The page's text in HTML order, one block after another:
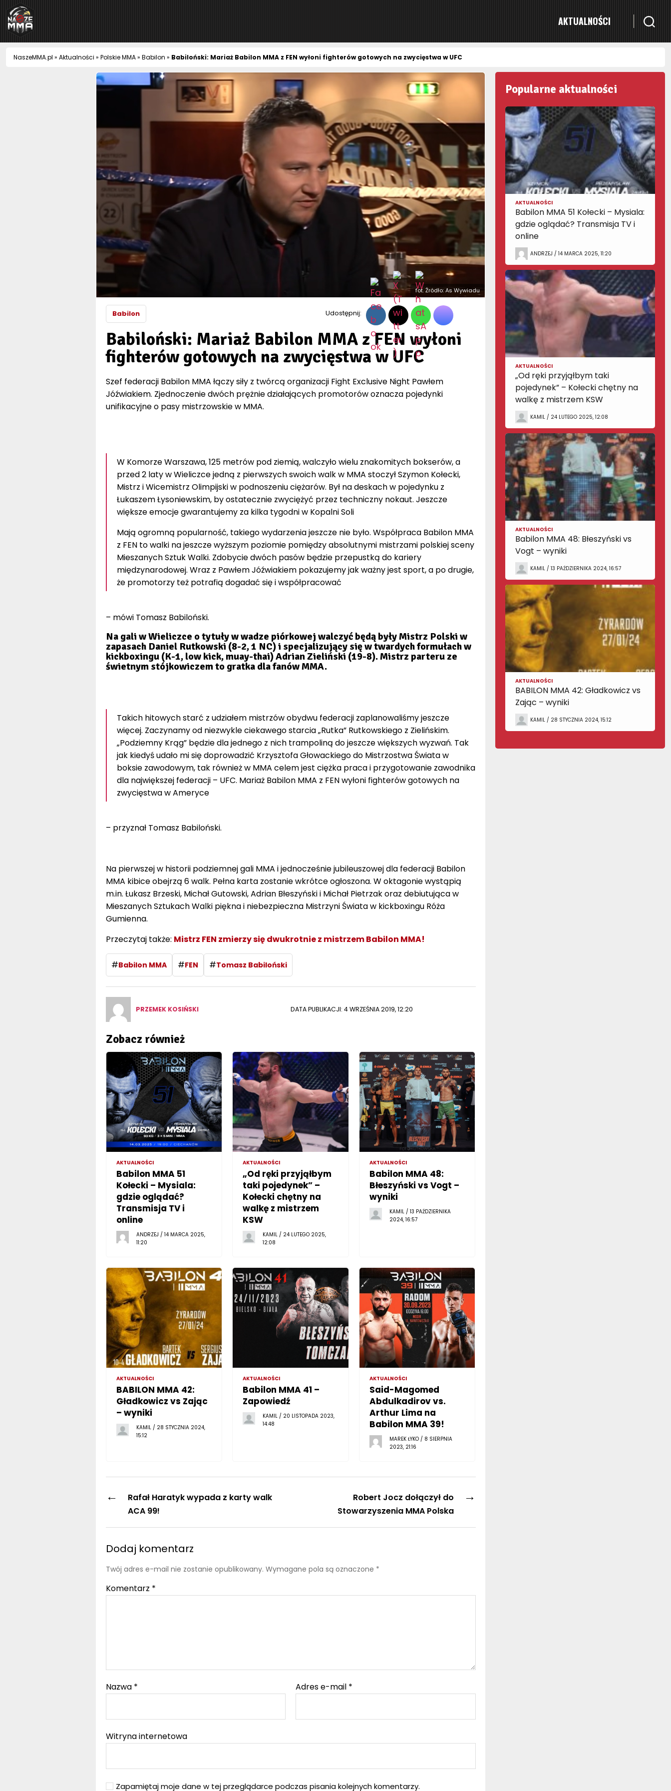
NaszeMMA
AKTUALNOŚCI
NaszeMMA.pl » Aktualności » Polskie MMA» Babilon » Babiloński: Mariaż Babilon MMA z FEN wyłoni fighterów gotowych na zwycięstwa w UFC
fot. Źródło: As Wywiadu
Babilon Udostępnij:
Babiloński: Mariaż Babilon MMA z FEN wyłoni
fighterów gotowych na zwycięstwa w UFC
Szef federacji Babilon MMA łączy siły z twórcą organizacji Fight Exclusive Night Pawłem
Jóźwiakiem. Zjednoczenie dwóch prężnie działających promotorów oznacza pojedynki
unifikacyjne o pasy mistrzowskie w MMA.
W Komorze Warszawa, 125 metrów pod ziemią, walczyło wielu znakomitych bokserów, a
przed 2 laty w Wieliczce jedną z pierwszych swoich walk w MMA stoczył Szymon Kołecki,
Mistrz i Wicemistrz Olimpijski w podnoszeniu ciężarów. Był na deskach w pojedynku z
Łukaszem Łysoniewskim, by ostatecznie zwyciężyć przez techniczny nokaut. Jeszcze
większe emocje gwarantujemy za kilka tygodni w Kopalni Soli
Mają ogromną popularność, takiego wydarzenia jeszcze nie było. Współpraca Babilon MMA
z FEN to walki na jeszcze wyższym poziomie pomiędzy absolutnymi mistrzami polskiej sceny
Mieszanych Sztuk Walki. Zdobycie dwóch pasów będzie przepustką do kariery
międzynarodowej. Wraz z Pawłem Jóźwiakiem pokazujemy jak ważny jest sport, a po drugie,
że promotorzy też potrafią dogadać się i współpracować
– mówi Tomasz Babiloński.
Na gali w Wieliczce o tytuły w wadze piórkowej walczyć będą były Mistrz Polski w
zapasach Daniel Rutkowski (8-2, 1 NC) i specjalizujący się w twardych formułach w
kickboxingu (K-1, low kick, muay-thai) Adrian Zieliński (19-8). Mistrz parteru ze
świetnym stójkowiczem to gratka dla fanów MMA.
Takich hitowych starć z udziałem mistrzów obydwu federacji zaplanowaliśmy jeszcze
więcej. Zaczynamy od niezwykle ciekawego starcia „Rutka” Rutkowskiego z Zielińskim.
„Podziemny Krąg” będzie dla jednego z nich trampoliną do jeszcze większych wyzwań. Tak
jak kiedyś udało mi się doprowadzić Krzysztofa Głowackiego do Mistrzostwa Świata w
boksie zawodowym, tak również w MMA celem jest ciężka praca i przygotowanie zawodnika
dla największej federacji – UFC. Mariaż Babilon MMA z FEN wyłoni fighterów gotowych na
zwycięstwa w Ameryce
– przyznał Tomasz Babiloński.
Na pierwszej w historii podziemnej gali MMA i jednocześnie jubileuszowej dla federacji Babilon
MMA kibice obejrzą 6 walk. Pełna karta zostanie wkrótce ogłoszona. W oktagonie wystąpią
m.in. Łukasz Brzeski, Michał Gutowski, Adrian Błeszyński i Michał Pietrzak oraz debiutująca w
Mieszanych Sztukach Walki piękna i niebezpieczna Mistrzyni Świata w kickboxingu Róża
Gumienna.
Przeczytaj także: Mistrz FEN zmierzy się dwukrotnie z mistrzem Babilon MMA!
#Babilon MMA #FEN #Tomasz Babiloński
PRZEMEK KOSIŃSKI DATA PUBLIKACJI: 4 WRZEŚNIA 2019, 12:20
Zobacz również
AKTUALNOŚCI
Babilon MMA 51
Kołecki – Mysiala:
gdzie oglądać?
Transmisja TV i
online
ANDRZEJ / 14 MARCA 2025,
11:20
AKTUALNOŚCI
„Od ręki przyjąłbym
taki pojedynek” –
Kołecki chętny na
walkę z mistrzem
KSW
KAMIL / 24 LUTEGO 2025,
12:08
AKTUALNOŚCI
Babilon MMA 48:
Błeszyński vs Vogt –
wyniki
KAMIL / 13 PAŹDZIERNIKA
2024, 16:57
AKTUALNOŚCI
BABILON MMA 42:
Gładkowicz vs Zając
– wyniki
KAMIL / 28 STYCZNIA 2024,
15:12
AKTUALNOŚCI
Babilon MMA 41 –
Zapowiedź
KAMIL / 20 LISTOPADA 2023,
14:48
AKTUALNOŚCI
Said-Magomed
Abdulkadirov vs.
Arthur Lima na
Babilon MMA 39!
MAREK ŁYKO / 8 SIERPNIA
2023, 21:16
←
Rafał Haratyk wypada z karty walk
ACA 99!
→
Robert Jocz dołączył do
Stowarzyszenia MMA Polska
Dodaj komentarz
Twój adres e-mail nie zostanie opublikowany. Wymagane pola są oznaczone *
Komentarz *
Nazwa * Adres e-mail *
Witryna internetowa
Zapamiętaj moje dane w tej przeglądarce podczas pisania kolejnych komentarzy.
Popularne aktualności
AKTUALNOŚCI
Babilon MMA 51 Kołecki – Mysiala:
gdzie oglądać? Transmisja TV i
online
ANDRZEJ / 14 MARCA 2025, 11:20
AKTUALNOŚCI
„Od ręki przyjąłbym taki
pojedynek” – Kołecki chętny na
walkę z mistrzem KSW
KAMIL / 24 LUTEGO 2025, 12:08
AKTUALNOŚCI
Babilon MMA 48: Błeszyński vs
Vogt – wyniki
KAMIL / 13 PAŹDZIERNIKA 2024, 16:57
AKTUALNOŚCI
BABILON MMA 42: Gładkowicz vs
Zając – wyniki
KAMIL / 28 STYCZNIA 2024, 15:12